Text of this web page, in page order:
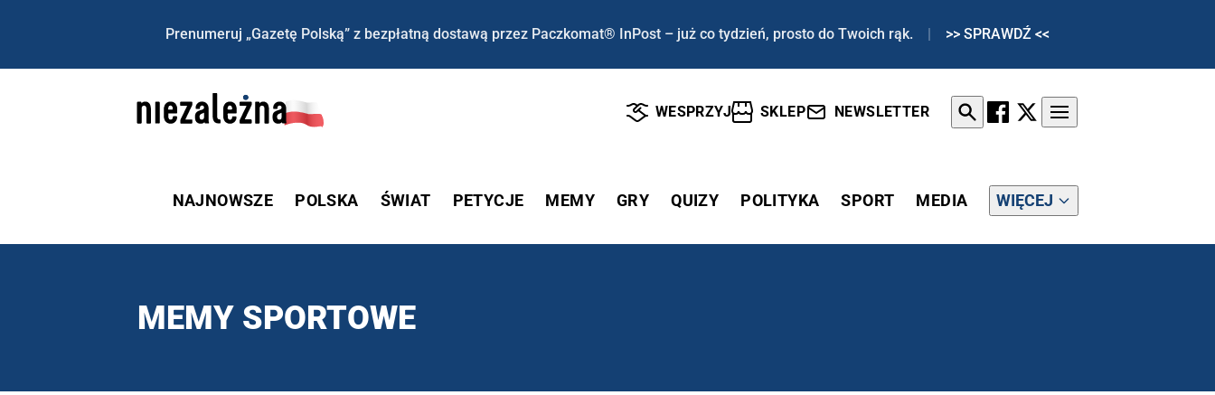
Prenumeruj „Gazetę Polską” z bezpłatną dostawą przez Paczkomat® InPost – już co tydzień, prosto do Twoich rąk. | >> SPRAWDŹ <<
WESPRZYJ SKLEP NEWSLETTER
NAJNOWSZE POLSKA ŚWIAT PETYCJE MEMY GRY QUIZY POLITYKA SPORT MEDIA WIĘCEJ
MEMY SPORTOWE